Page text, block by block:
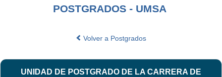
POSTGRADOS - UMSA
Volver a Postgrados
UNIDAD DE POSTGRADO DE LA CARRERA DE